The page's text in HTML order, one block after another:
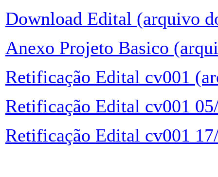
Download Edital (arquivo
Anexo Projeto Basico
Retificação Edital cv001
Retificação Edital cv001
Retificação Edital cv001